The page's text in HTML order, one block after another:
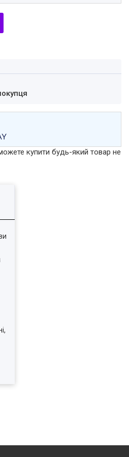
купити будь-який товар не